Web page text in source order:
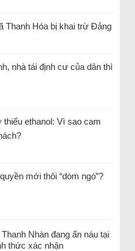
Thanh Hóa bị khai trừ Đảng
nhà tái định cư của dân thì
ethanol: Vì sao cam
mới thôi “dòm ngó”?
Nhàn đang ẩn náu tại
thức xác nhận